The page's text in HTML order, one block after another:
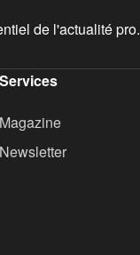
de l'actualité pro.
Services
Magazine
Newsletter